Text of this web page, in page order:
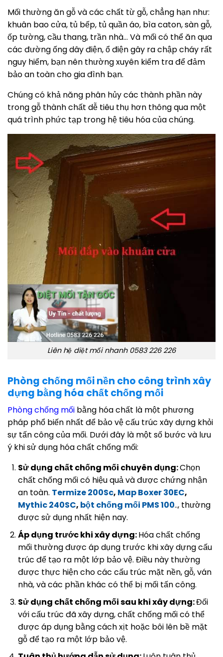
Mối thường ăn gỗ và các chất từ gỗ, chẳng hạn như:
khuân bao cửa, tủ bếp, tủ quần áo, bìa caton, sàn gỗ,
ốp tường, cầu thang, trần nhà… Và mối có thể ăn qua
các đường ống dây điện, ổ điện gây ra chập cháy rất
nguy hiểm, bạn nên thường xuyên kiểm tra để đảm
bảo an toàn cho gia đình bạn.
Chúng có khả năng phân hủy các thành phần này
trong gỗ thành chất dễ tiêu thụ hơn thông qua một
quá trình phức tạp trong hệ tiêu hóa của chúng.
Liên hệ diệt mối nhanh 0583 226 226
Phòng chống mối nền cho công trình xây
dựng bằng hóa chất chống mối
Phòng chống mối bằng hóa chất là một phương
pháp phổ biến nhất để bảo vệ cấu trúc xây dựng khỏi
sự tấn công của mối. Dưới đây là một số bước và lưu
ý khi sử dụng hóa chất chống mối:
Sử dụng chất chống mối chuyên dụng:Chọn
chất chống mối có hiệu quả và được chứng nhận
an toàn. Termize 200Sc, Map Boxer 30EC,
Mythic 240SC, bột chống mối PMS 100.., thường
được sử dụng nhất hiện nay.
Áp dụng trước khi xây dựng:Hóa chất chống
mối thường được áp dụng trước khi xây dựng cấu
trúc để tạo ra một lớp bảo vệ. Điều này thường
được thực hiện cho các cấu trúc mặt nền, gỗ, ván
nhà, và các phần khác có thể bị mối tấn công.
Sử dụng chất chống mối sau khi xây dựng:Đối
với cấu trúc đã xây dựng, chất chống mối có thể
được áp dụng bằng cách xịt hoặc bôi lên bề mặt
gỗ để tạo ra một lớp bảo vệ.